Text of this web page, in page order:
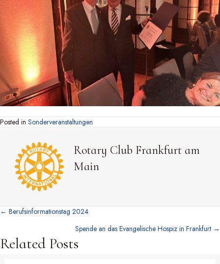
Posted in Sonderveranstaltungen
Rotary Club Frankfurt am
Main
Posts
navigation
← Berufsinformationstag 2024
Spende an das Evangelische Hospiz in Frankfurt →
Related Posts